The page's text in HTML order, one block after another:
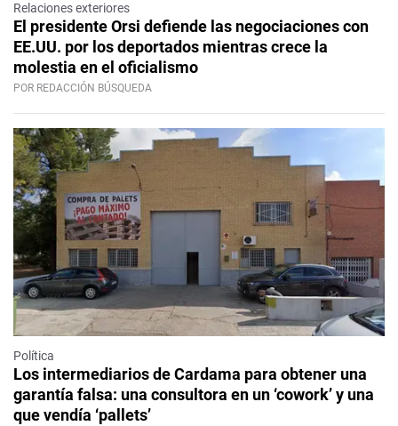
Relaciones exteriores
El presidente Orsi defiende las negociaciones con
EE.UU. por los deportados mientras crece la
molestia en el oficialismo
POR REDACCIÓN BÚSQUEDA
Política
Los intermediarios de Cardama para obtener una
garantía falsa: una consultora en un ‘cowork’ y una
que vendía ‘pallets’